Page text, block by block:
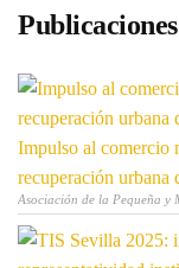
Publicaciones
Impulso al comercio
recuperación urbana
Asociación de la Pequeña y